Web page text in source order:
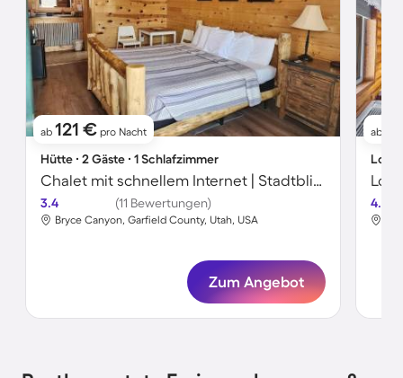
ab 121 € pro Nacht
Hütte ∙ 2 Gäste ∙ 1 Schlafzimmer
Chalet mit schnellem Internet | Stadtblick
3.4 (11 Bewertungen)
Bryce Canyon, Garfield County, Utah, USA
Zum Angebot
ab
4.4